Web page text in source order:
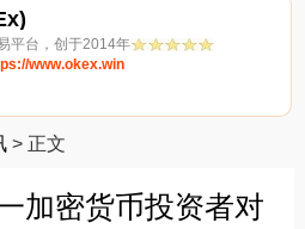
平台，创于2014年
www.okex.win
> 正文
加密货币投资者对